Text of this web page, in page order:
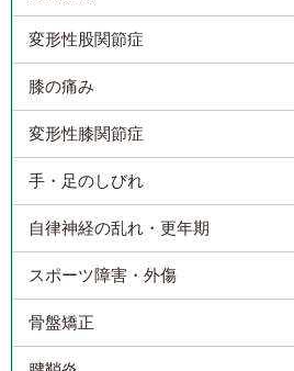
変形性股関節症
膝の痛み
変形性膝関節症
手・足のしびれ
自律神経の乱れ・更年期
スポーツ障害・外傷
骨盤矯正